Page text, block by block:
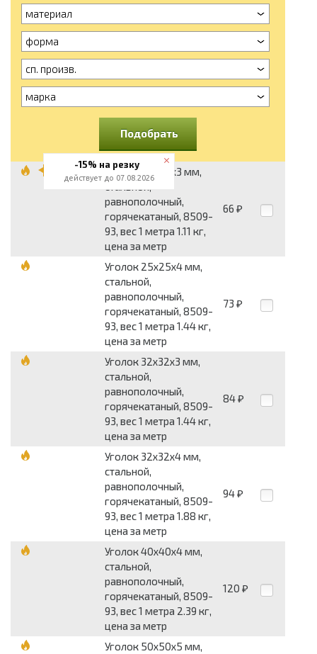
материал
форма
сп. произв.
марка
Подобрать
Уголок 25x25x3 мм,
стальной,
равнополочный,
горячекатаный, 8509-
93, вес 1 метра 1.11 кг,
цена за метр
66 ₽
Уголок 25x25x4 мм,
стальной,
равнополочный,
горячекатаный, 8509-
93, вес 1 метра 1.44 кг,
цена за метр
73 ₽
Уголок 32x32x3 мм,
стальной,
равнополочный,
горячекатаный, 8509-
93, вес 1 метра 1.44 кг,
цена за метр
84 ₽
Уголок 32x32x4 мм,
стальной,
равнополочный,
горячекатаный, 8509-
93, вес 1 метра 1.88 кг,
цена за метр
94 ₽
Уголок 40x40x4 мм,
стальной,
равнополочный,
горячекатаный, 8509-
93, вес 1 метра 2.39 кг,
цена за метр
120 ₽
Уголок 50x50x5 мм,
-15% на резку
действует до 07.08.2026